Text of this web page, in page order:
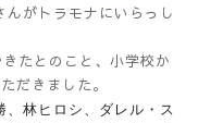
がトラモナにいらっし
たとのこと、小学校か
だきました。
、林ヒロシ、ダレル・ ス